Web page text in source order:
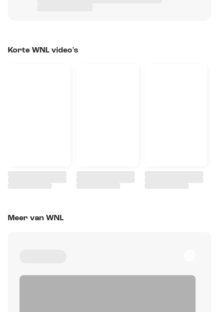
Korte WNL video's
Meer van WNL